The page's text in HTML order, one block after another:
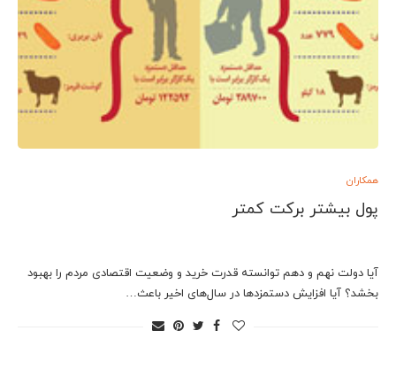
همکاران
پول بیشتر برکت کمتر
آیا دولت نهم و دهم توانسته قدرت خرید و وضعیت اقتصادی مردم را بهبود
بخشد؟ آیا افزایش دستمزد‌ها در سال‌های اخیر باعث…